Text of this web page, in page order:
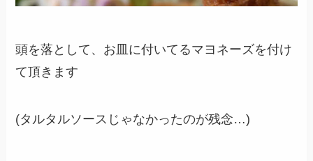
頭を落として、お皿に付いてるマヨネーズを付け
て頂きます
(タルタルソースじゃなかったのが残念…)